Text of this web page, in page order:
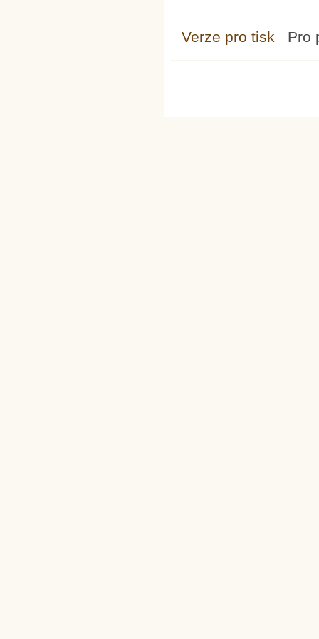
Verze pro tisk Pro